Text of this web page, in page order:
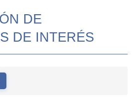
DE
DE INTERÉS